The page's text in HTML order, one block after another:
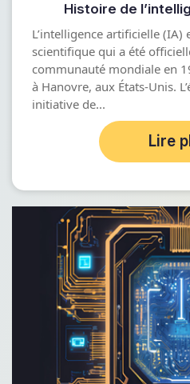
Histoire de
L’intelligence artificielle (IA)
scientifique qui a été
communauté mondiale en
à Hanovre, aux États-Unis.
initiative de...
Lire